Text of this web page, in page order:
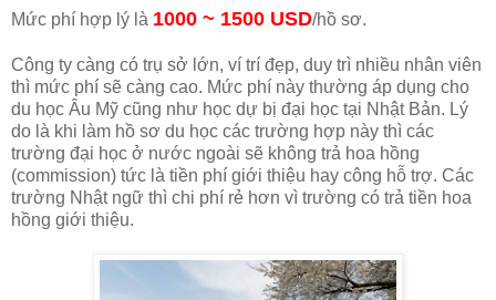
Mức phí hợp lý là 1000 ~ 1500 USD/hồ sơ.
Công ty càng có trụ sở lớn, ví trí đẹp, duy trì nhiều nhân viên
thì mức phí sẽ càng cao. Mức phí này thường áp dụng cho
du học Âu Mỹ cũng như học dự bị đại học tại Nhật Bản. Lý
do là khi làm hồ sơ du học các trường hợp này thì các
trường đại học ở nước ngoài sẽ không trả hoa hồng
(commission) tức là tiền phí giới thiệu hay công hỗ trợ. Các
trường Nhật ngữ thì chi phí rẻ hơn vì trường có trả tiền hoa
hồng giới thiệu.